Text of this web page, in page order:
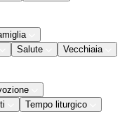
Salute
Vecchiaia
Tempo liturgico